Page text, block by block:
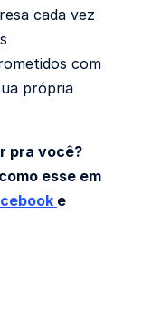
cada vez
com
própria
pra você?
esse em
e